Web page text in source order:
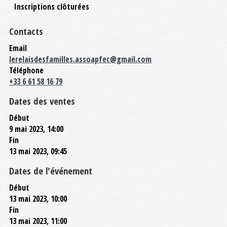
Inscriptions clôturées
Contacts
Email
lerelaisdesfamilles.assoapfec@gmail.com
Téléphone
+33 6 61 58 16 79
Dates des ventes
Début
9 mai 2023, 14:00
Fin
13 mai 2023, 09:45
Dates de l'événement
Début
13 mai 2023, 10:00
Fin
13 mai 2023, 11:00